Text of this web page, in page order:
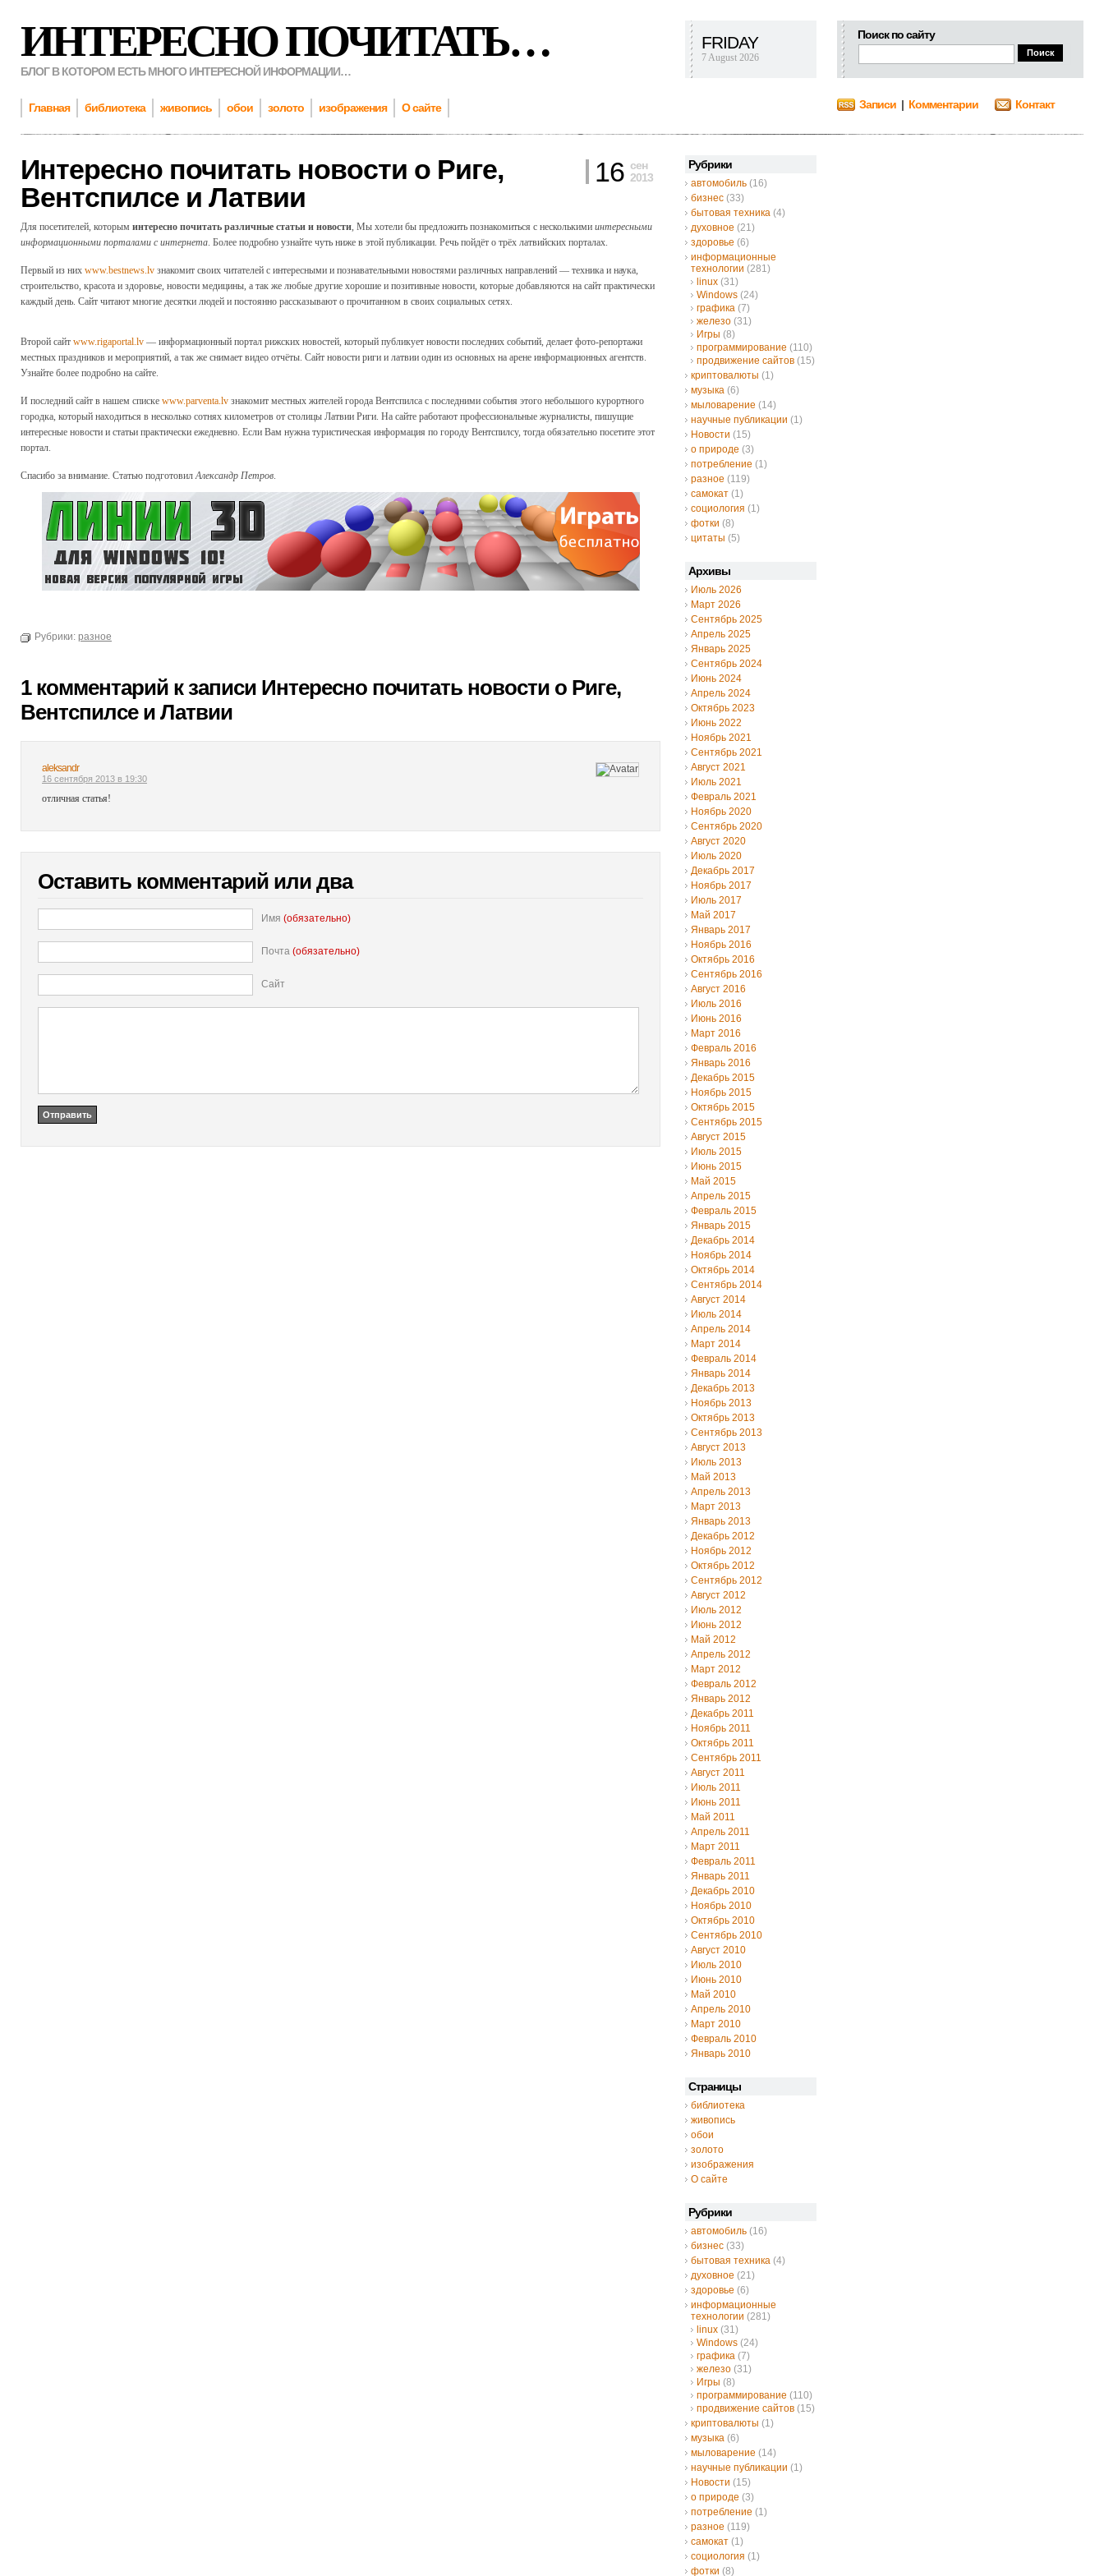
ИНТЕРЕСНО ПОЧИТАТЬ…
БЛОГ В КОТОРОМ ЕСТЬ МНОГО ИНТЕРЕСНОЙ ИНФОРМАЦИИ…
Поиск по сайту
FRIDAY
7 August 2026
Главная библиотека живопись обои золото изображения О сайте Записи | Комментарии Контакт
Рубрики
автомобиль (16)
бизнес (33)
бытовая техника (4)
духовное (21)
здоровье (6)
информационные
технологии (281)
linux (31)
Windows (24)
графика (7)
железо (31)
Игры (8)
программирование (110)
продвижение сайтов (15)
криптовалюты (1)
музыка (6)
мыловарение (14)
научные публикации (1)
Новости (15)
о природе (3)
потребление (1)
разное (119)
самокат (1)
социология (1)
фотки (8)
цитаты (5)
Архивы
Июль 2026
Март 2026
Сентябрь 2025
Апрель 2025
Январь 2025
Сентябрь 2024
Июнь 2024
Апрель 2024
Октябрь 2023
Июнь 2022
Ноябрь 2021
Сентябрь 2021
Август 2021
Июль 2021
Февраль 2021
Ноябрь 2020
Сентябрь 2020
Август 2020
Июль 2020
Декабрь 2017
Ноябрь 2017
Июль 2017
Май 2017
Январь 2017
Ноябрь 2016
Октябрь 2016
Сентябрь 2016
Август 2016
Июль 2016
Июнь 2016
Март 2016
Февраль 2016
Январь 2016
Декабрь 2015
Ноябрь 2015
Октябрь 2015
Сентябрь 2015
Август 2015
Июль 2015
Июнь 2015
Май 2015
Апрель 2015
Февраль 2015
Январь 2015
Декабрь 2014
Ноябрь 2014
Октябрь 2014
Сентябрь 2014
Август 2014
Июль 2014
Апрель 2014
Март 2014
Февраль 2014
Январь 2014
Декабрь 2013
Ноябрь 2013
Октябрь 2013
Сентябрь 2013
Август 2013
Июль 2013
Май 2013
Апрель 2013
Март 2013
Январь 2013
Декабрь 2012
Ноябрь 2012
Октябрь 2012
Сентябрь 2012
Август 2012
Июль 2012
Июнь 2012
Май 2012
Апрель 2012
Март 2012
Февраль 2012
Январь 2012
Декабрь 2011
Ноябрь 2011
Октябрь 2011
Сентябрь 2011
Август 2011
Июль 2011
Июнь 2011
Май 2011
Апрель 2011
Март 2011
Февраль 2011
Январь 2011
Декабрь 2010
Ноябрь 2010
Октябрь 2010
Сентябрь 2010
Август 2010
Июль 2010
Июнь 2010
Май 2010
Апрель 2010
Март 2010
Февраль 2010
Январь 2010
Страницы
библиотека
живопись
обои
золото
изображения
О сайте
Рубрики
автомобиль (16)
бизнес (33)
бытовая техника (4)
духовное (21)
здоровье (6)
информационные
технологии (281)
linux (31)
Windows (24)
графика (7)
железо (31)
Игры (8)
программирование (110)
продвижение сайтов (15)
криптовалюты (1)
музыка (6)
мыловарение (14)
научные публикации (1)
Новости (15)
о природе (3)
потребление (1)
разное (119)
самокат (1)
социология (1)
фотки (8)
Интересно почитать новости о Ригe,
Вентспилсе и Латвии
16 сен
2013
Для посетителей, которым интересно почитать различные статьи и новости, Мы хотели бы предложить познакомиться с несколькими интересными
информационными порталами с интернета. Более подробно узнайте чуть ниже в этой публикации. Речь пойдёт о трёх латвийских порталах.
Первый из них www.bestnews.lv знакомит своих читателей с интересными и познавательными новостями различных направлений — техника и наука,
строительство, красота и здоровье, новости медицины, а так же любые другие хорошие и позитивные новости, которые добавляются на сайт практически
каждый день. Сайт читают многие десятки людей и постоянно рассказывают о прочитанном в своих социальных сетях.
Второй сайт www.rigaportal.lv — информационный портал рижских новостей, который публикует новости последних событий, делает фото-репортажи
местных праздников и мероприятий, а так же снимает видео отчёты. Сайт новости риги и латвии один из основных на арене информационных агентств.
Узнайте более подробно на сайте.
И последний сайт в нашем списке www.parventa.lv знакомит местных жителей города Вентспилса с последними события этого небольшого курортного
городка, который находиться в несколько сотнях километров от столицы Латвии Риги. На сайте работают профессиональные журналисты, пишущие
интересные новости и статьи практически ежедневно. Если Вам нужна туристическая информация по городу Вентспилсу, тогда обязательно посетите этот
портал.
Спасибо за внимание. Статью подготовилАлександр Петров.
Рубрики: разное
1 комментарий к записи Интересно почитать новости о Ригe,
Вентспилсе и Латвии
aleksandr
16 сентября 2013 в 19:30
отличная статья!
Оставить комментарий или два
Имя (обязательно)
Почта (обязательно)
Сайт